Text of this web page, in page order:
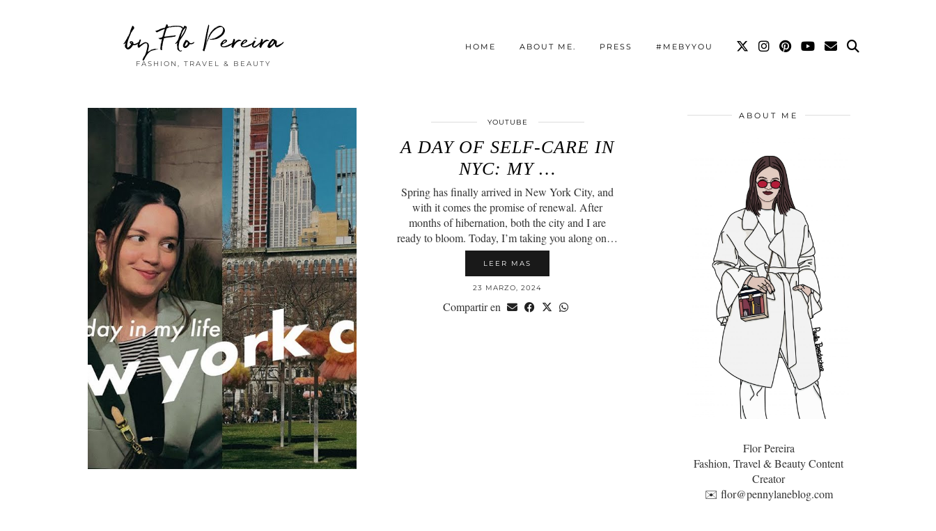
by Flo Pereira
FASHION, TRAVEL & BEAUTY
HOME ABOUT ME. PRESS #MEBYYOU
YOUTUBE
A DAY OF SELF-CARE IN
NYC: MY …
Spring has finally arrived in New York City, and
with it comes the promise of renewal. After
months of hibernation, both the city and I are
ready to bloom. Today, I’m taking you along on…
LEER MAS
23 MARZO, 2024
Compartir en
ABOUT ME
Flor Pereira
Fashion, Travel & Beauty Content
Creator
✉️ flor@pennylaneblog.com